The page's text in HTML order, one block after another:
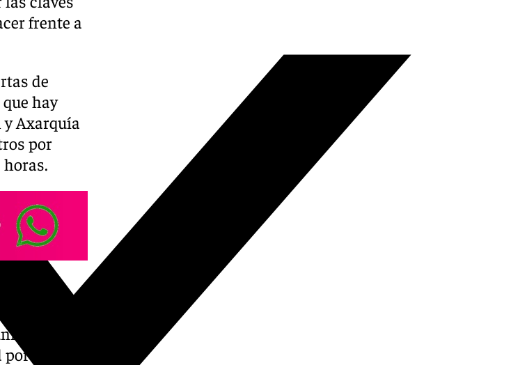
frente a
de
hay
y Axarquía
por
horas.
de
horas.
metro